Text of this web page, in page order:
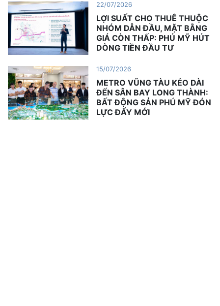
22/07/2026
LỢI SUẤT CHO THUÊ THUỘC
NHÓM DẪN ĐẦU, MẶT BẰNG
GIÁ CÒN THẤP: PHÚ MỸ HÚT
DÒNG TIỀN ĐẦU TƯ
15/07/2026
METRO VŨNG TÀU KÉO DÀI
ĐẾN SÂN BAY LONG THÀNH:
BẤT ĐỘNG SẢN PHÚ MỸ ĐÓN
LỰC ĐẨY MỚI